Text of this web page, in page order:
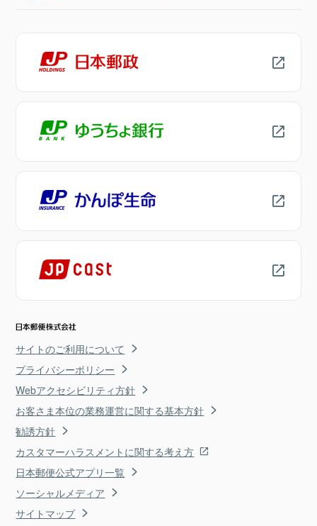
サイトのご利用について
プライバシーポリシー
Webアクセシビリティ方針
お客さま本位の業務運営に関する基本方針
勧誘方針
カスタマーハラスメントに関する考え方
日本郵便公式アプリ一覧
ソーシャルメディア
サイトマップ